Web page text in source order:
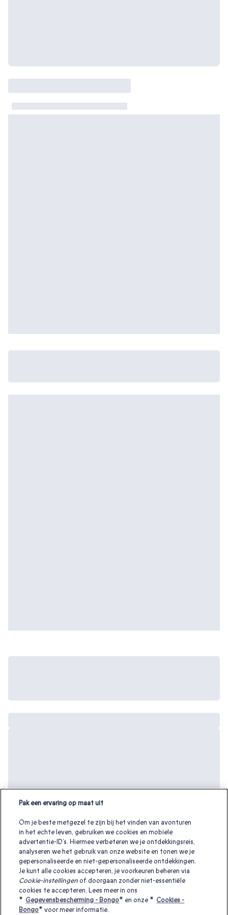
Andere interessante cadeaubonnen:
Pak een ervaring op maat uit
Om je beste metgezel te zijn bij het vinden van avonturen
in het echte leven, gebruiken we cookies en mobiele
advertentie-ID’s. Hiermee verbeteren we je ontdekkingsreis,
analyseren we het gebruik van onze website en tonen we je
gepersonaliseerde en niet-gepersonaliseerde ontdekkingen.
Je kunt alle cookies accepteren, je voorkeuren beheren via
Cookie-instellingen of doorgaan zonder niet-essentiële
cookies te accepteren. Lees meer in ons
* Gegevensbescherming - Bongo* en onze * Cookies -
Bongo* voor meer informatie.